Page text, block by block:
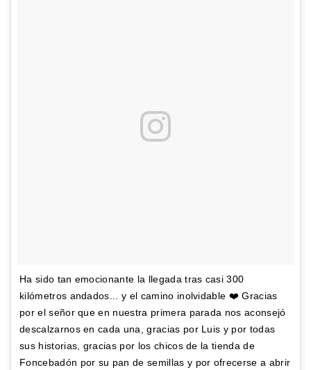
Ha sido tan emocionante la llegada tras casi 300
kilómetros andados... y el camino inolvidable ❤️ Gracias
por el señor que en nuestra primera parada nos aconsejó
descalzarnos en cada una, gracias por Luis y por todas
sus historias, gracias por los chicos de la tienda de
Foncebadón por su pan de semillas y por ofrecerse a abrir